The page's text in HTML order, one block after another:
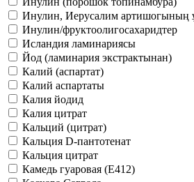
Инулин, Иерусалим артишогының
Инулин/фруктоолигосахаридтер
Исландия ламинариясы
Йод (ламинария экстрактынан)
Калий (аспартат)
Калий аспартаты
Калия йодид
Калия цитрат
Кальций (цитрат)
Кальция D-пантотенат
Кальция цитрат
Камедь гуаровая (Е412)